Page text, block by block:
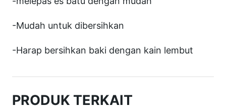
f
k
a
-Mudah untuk dibersihkan
-Harap bersihkan baki dengan kain lembut
PRODUK TERKAIT